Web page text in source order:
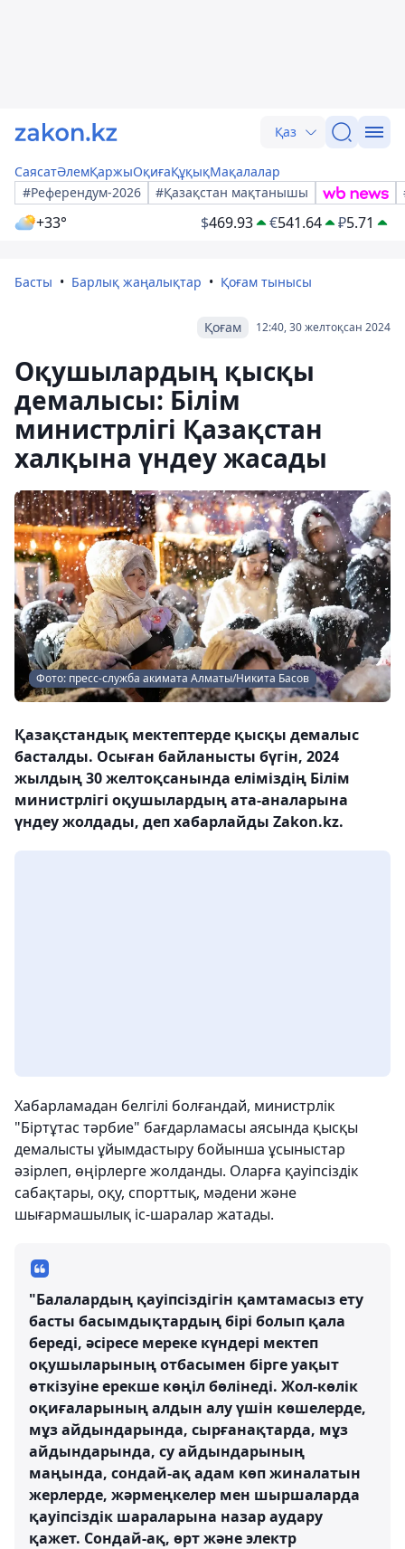
Қаз
СаясатӘлемҚаржыОқиғаҚұқықМақалалар
#Референдум-2026
#Қазақстан мақтанышы
+33° $469.93 €541.64 ₽5.71
Басты Барлық жаңалықтар Қоғам тынысы
12:40, 30 желтоқсан 2024
Қоғам
Оқушылардың қысқы
демалысы: Білім
министрлігі Қазақстан
халқына үндеу жасады
Фото: пресс-служба акимата Алматы/Никита Басов
Қазақстандық мектептерде қысқы демалыс
басталды. Осыған байланысты бүгін, 2024
жылдың 30 желтоқсанында еліміздің Білім
министрлігі оқушылардың ата-аналарына
үндеу жолдады, деп хабарлайды Zakon.kz.
Хабарламадан белгілі болғандай, министрлік
"Біртұтас тәрбие" бағдарламасы аясында қысқы
демалысты ұйымдастыру бойынша ұсыныстар
әзірлеп, өңірлерге жолданды. Оларға қауіпсіздік
сабақтары, оқу, спорттық, мәдени және
шығармашылық іс-шаралар жатады.
"Балалардың қауіпсіздігін қамтамасыз ету
басты басымдықтардың бірі болып қала
береді, әсіресе мереке күндері мектеп
оқушыларының отбасымен бірге уақыт
өткізуіне ерекше көңіл бөлінеді. Жол-көлік
оқиғаларының алдын алу үшін көшелерде,
мұз айдындарында, сырғанақтарда, мұз
айдындарында, су айдындарының
маңында, сондай-ақ адам көп жиналатын
жерлерде, жәрмеңкелер мен шыршаларда
қауіпсіздік шараларына назар аудару
қажет. Сондай-ақ, өрт және электр